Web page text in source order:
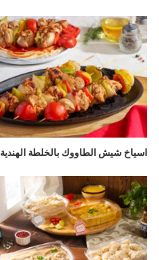
اسياخ شيش الطاووك بالخلطة الهندية